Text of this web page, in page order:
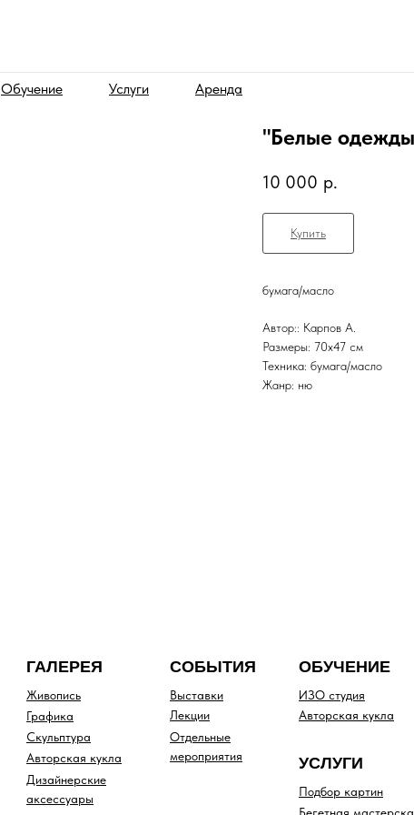
Обучение Услуги Аренда
"Белые
10 000 р.
Купить
бумага/масло
Автор:: Карпов А.
Размеры: 70х47 см
Техника: бумага/масло
Жанр: ню
СОБЫТИЯ
УСЛУГИ
ОБУЧЕНИЕ
ГАЛЕРЕЯ
Живопись
Графика
Скульптура
Авторская кукла
Выставки
Лекции
Отдельные
мероприятия
ИЗО студия
Авторская кукла
Подбор картин
Дизайнерские
аксессуары